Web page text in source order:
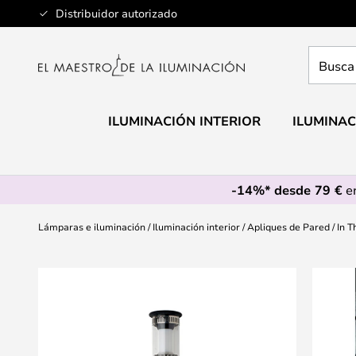
Distribuidor autorizado
Ir
al
aquí
ILUMINACIÓN INTERIOR
-14%* desde 79 €
Lámparas e iluminación Iluminación interior Apliques de Pared In